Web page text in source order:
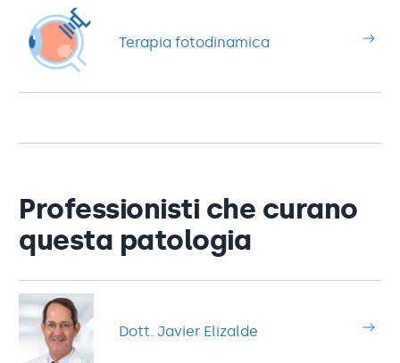
Terapia fotodinamica
Professionisti che curano
questa patologia
Dott. Javier Elizalde